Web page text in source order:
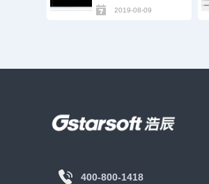
2019-08-09
400-800-1418